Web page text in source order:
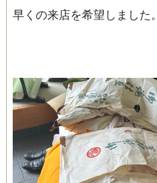
早くの来店を希望しました。